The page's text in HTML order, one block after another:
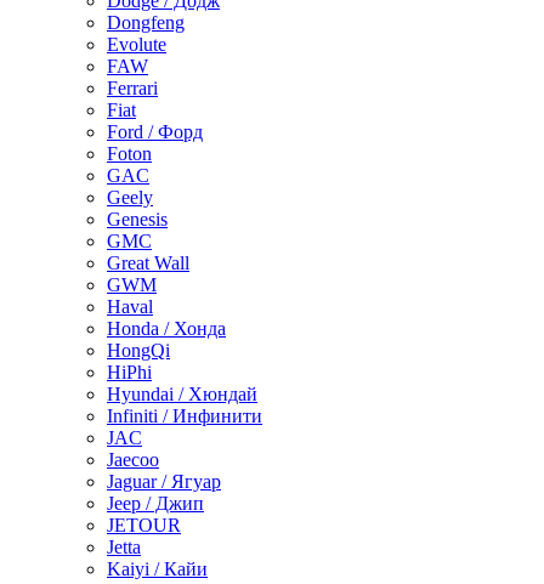
Dongfeng
Evolute
FAW
Ferrari
Fiat
Ford / Форд
Foton
GAC
Geely
Genesis
GMC
Great Wall
GWM
Haval
Honda / Хонда
HongQi
HiPhi
Hyundai / Хюндай
Infiniti / Инфинити
JAC
Jaecoo
Jaguar / Ягуар
Jeep / Джип
JETOUR
Jetta
Kaiyi / Кайи